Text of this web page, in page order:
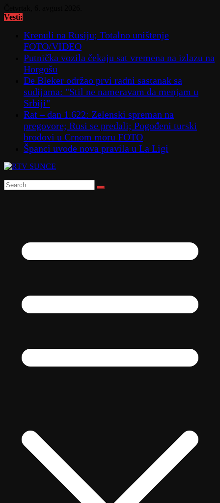
to
Vesti:
Krenuli na Rusiju; Totalno uništenje
FOTO/VIDEO
Putnička vozila čekaju sat vremena na izlazu na
Horgošu
De Bleker održao prvi radni sastanak sa
sudijama: "Stil ne nameravam da menjam u
Srbiji"
Rat – dan 1.622: Zelenski spreman na
pregovore; Rusi se predali; Pogođeni turski
brodovi u Crnom moru FOTO
Španci uvode nova pravila u La Ligi